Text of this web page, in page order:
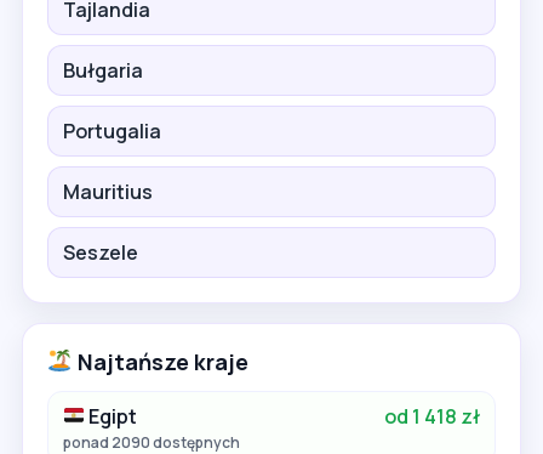
Tajlandia
Bułgaria
Portugalia
Mauritius
Seszele
Najtańsze kraje
Egipt od 1 418 zł
ponad 2090 dostępnych